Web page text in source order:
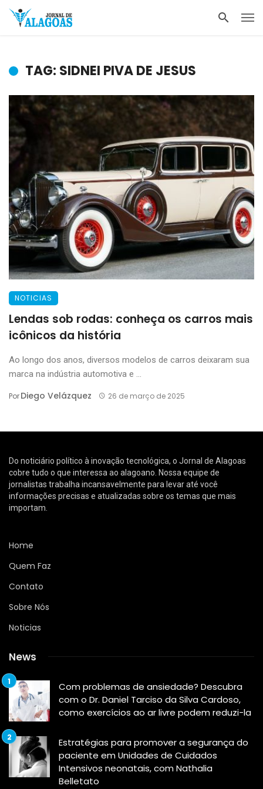
TAG: SIDNEI PIVA DE JESUS
NOTICIAS
Lendas sob rodas: conheça os carros mais
icônicos da história
Ao longo dos anos, diversos modelos de carros deixaram sua
marca na indústria automotiva e ...
PorDiego Velázquez 26 de março de 2025
Do noticiário político à inovação tecnológica, o Jornal de Alagoas
cobre tudo o que interessa ao alagoano. Nossa equipe de
jornalistas trabalha incansavelmente para levar até você
informações precisas e atualizadas sobre os temas que mais
importam.
Home
Quem Faz
Contato
Sobre Nós
Noticias
News
Com problemas de ansiedade? Descubra
com o Dr. Daniel Tarciso da Silva Cardoso,
como exercícios ao ar livre podem reduzi-la
Estratégias para promover a segurança do
paciente em Unidades de Cuidados
Intensivos neonatais, com Nathalia
Belletato